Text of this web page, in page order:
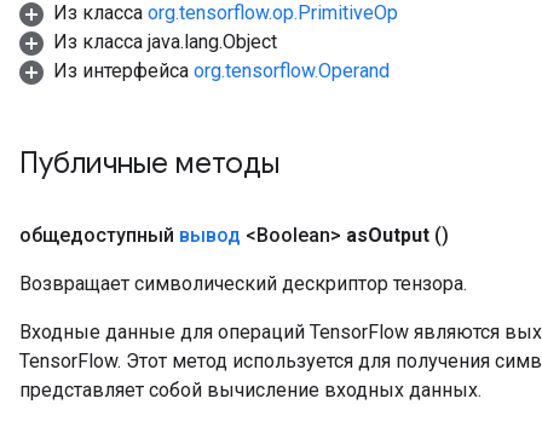
Из класса org.tensorflow.op.PrimitiveOp
Из класса java.lang.Object
Из интерфейса org.tensorflow.Operand
Публичные методы
общедоступный вывод <Boolean> asOutput ()
Возвращает символический дескриптор тензора.
Входные данные для операций TensorFlow являются
TensorFlow. Этот метод используется для получения
представляет собой вычисление входных данных.